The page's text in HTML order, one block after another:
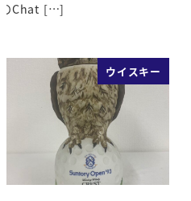
のChat […]
ウイスキー